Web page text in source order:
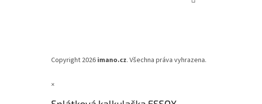
Copyright 2026 imano.cz. Všechna práva vyhrazena.
×